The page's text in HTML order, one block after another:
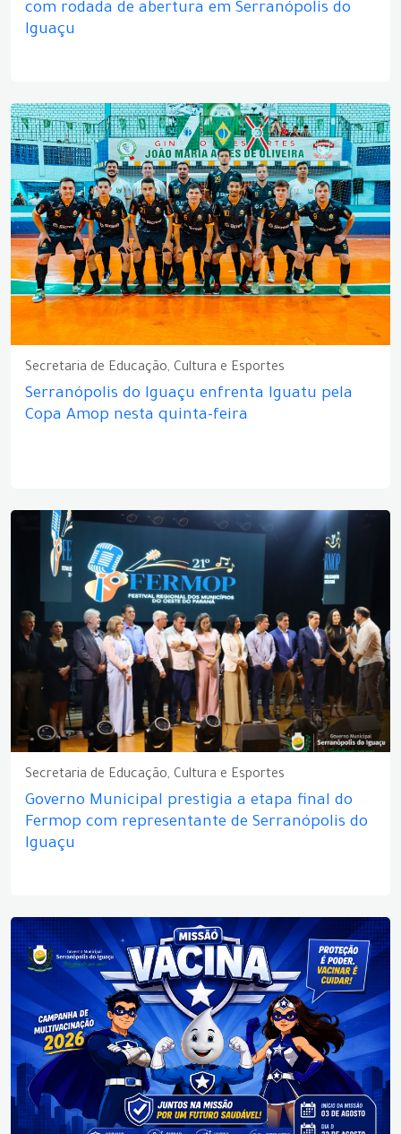
com rodada de abertura em Serranópolis do
Iguaçu
Secretaria de Educação, Cultura e Esportes
Serranópolis do Iguaçu enfrenta Iguatu pela
Copa Amop nesta quinta-feira
Secretaria de Educação, Cultura e Esportes
Governo Municipal prestigia a etapa final do
Fermop com representante de Serranópolis do
Iguaçu